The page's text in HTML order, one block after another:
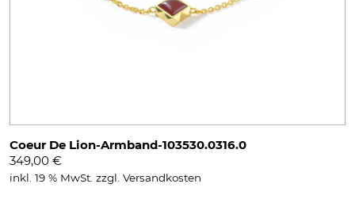
Coeur De Lion-Armband-103530.0316.0
349,00 €
inkl. 19 % MwSt. zzgl. Versandkosten